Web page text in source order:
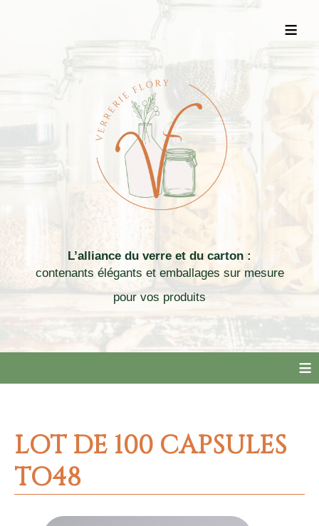
≡
L’alliance du verre et du carton :
contenants élégants et emballages sur mesure
pour vos produits
≡
LOT DE 100 CAPSULES
TO48